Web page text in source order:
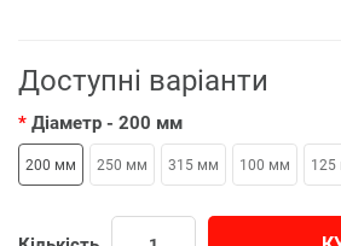
Доступні варіанти
Діаметр - 200 мм
200 мм 250 мм 315 мм 100 мм